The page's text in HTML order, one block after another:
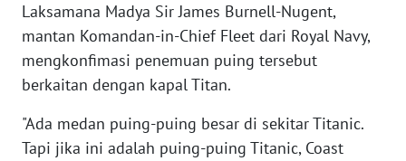
Laksamana Madya Sir James Burnell-Nugent,
mantan Komandan-in-Chief Fleet dari Royal Navy,
mengkonfimasi penemuan puing tersebut
berkaitan dengan kapal Titan.
"Ada medan puing-puing besar di sekitar Titanic.
Tapi jika ini adalah puing-puing Titanic, Coast
PAPUA
BARAT
RIAU